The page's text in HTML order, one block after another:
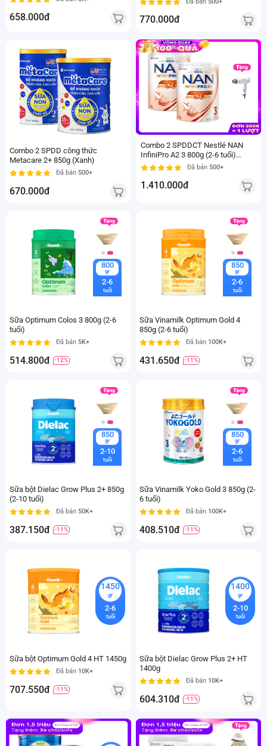
658.000đ 770.000đ
Combo 2 SPDD công thức
Metacare 2+ 850g (Xanh)
Đã bán 500+
670.000đ
Combo 2 SPDDCT Nestlé NAN
InfiniPro A2 3 800g (2-6 tuổi)
(6HMO)
Đã bán 500+
1.410.000đ
800
gr
2-6
tuổi
Sữa Optimum Colos 3 800g (2-6
tuổi)
Đã bán 5K+
514.800đ -12%
850
gr
2-6
tuổi
Sữa Vinamilk Optimum Gold 4
850g (2-6 tuổi)
Đã bán 100K+
431.650đ -11%
850
gr
2-10
tuổi
Sữa bột Dielac Grow Plus 2+ 850g
(2-10 tuổi)
Đã bán 50K+
387.150đ -11%
850
gr
2-6
tuổi
Sữa Vinamilk Yoko Gold 3 850g (2-
6 tuổi)
Đã bán 100K+
408.510đ -11%
1450
gr
2-6
tuổi
Sữa bột Optimum Gold 4 HT 1450g
Đã bán 10K+
707.550đ -11%
1400
gr
2-10
tuổi
Sữa bột Dielac Grow Plus 2+ HT
1400g
Đã bán 10K+
604.310đ -11%